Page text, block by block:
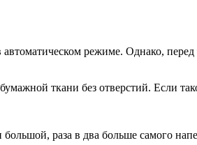
режиме. Однако,
ткани без отверстий. Если
раза в два больше самого